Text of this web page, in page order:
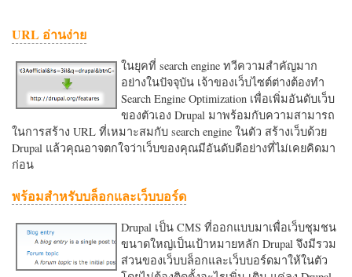
URL อ่านง่าย
ในยุคที่ search engine ทวีความสำคัญมาก
อย่างในปัจจุบัน เจ้าของเว็บไซต์ต่างต้องทำ
Search Engine Optimization เพื่อเพิ่มอันดับเว็บ
ของตัวเอง Drupal มาพร้อมกับความสามารถ
ในการสร้าง URL ที่เหมาะสมกับ search engine ในตัว สร้างเว็บด้วย
Drupal แล้วคุณอาจตกใจว่าเว็บของคุณมีอันดับดีอย่างที่ไม่เคยคิดมา
ก่อน
พร้อมสำหรับบล็อกและเว็บบอร์ด
Drupal เป็น CMS ที่ออกแบบมาเพื่อเว็บชุมชน
ขนาดใหญ่เป็นเป้าหมายหลัก Drupal จึงมีรวม
ส่วนของเว็บบล็อกและเว็บบอร์ดมาให้ในตัว